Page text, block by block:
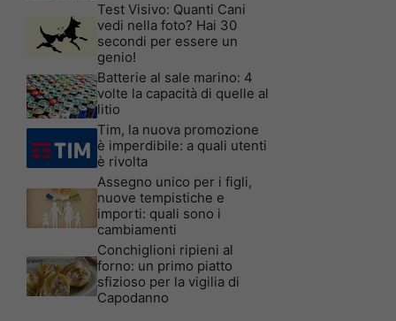
Test Visivo: Quanti Cani
vedi nella foto? Hai 30
secondi per essere un
genio!
Batterie al sale marino: 4
volte la capacità di quelle al
litio
Tim, la nuova promozione
è imperdibile: a quali utenti
è rivolta
Assegno unico per i figli,
nuove tempistiche e
importi: quali sono i
cambiamenti
Conchiglioni ripieni al
forno: un primo piatto
sfizioso per la vigilia di
Capodanno